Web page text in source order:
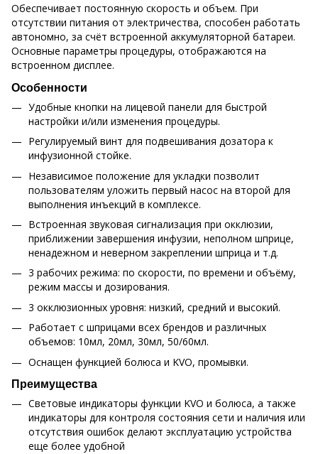
Обеспечивает постоянную скорость и объем. При
отсутствии питания от электричества, способен работать
автономно, за счёт встроенной аккумуляторной батареи.
Основные параметры процедуры, отображаются на
встроенном дисплее.
Особенности
Удобные кнопки на лицевой панели для быстрой
настройки и/или изменения процедуры.
Регулируемый винт для подвешивания дозатора к
инфузионной стойке.
Независимое положение для укладки позволит
пользователям уложить первый насос на второй для
выполнения инъекций в комплексе.
Встроенная звуковая сигнализация при окклюзии,
приближении завершения инфузии, неполном шприце,
ненадежном и неверном закреплении шприца и т.д.
3 рабочих режима: по скорости, по времени и объёму,
режим массы и дозирования.
3 окклюзионных уровня: низкий, средний и высокий.
Работает с шприцами всех брендов и различных
объемов: 10мл, 20мл, 30мл, 50/60мл.
Оснащен функцией болюса и KVO, промывки.
Преимущества
Световые индикаторы функции KVO и болюса, а также
индикаторы для контроля состояния сети и наличия или
отсутствия ошибок делают эксплуатацию устройства
еще более удобной